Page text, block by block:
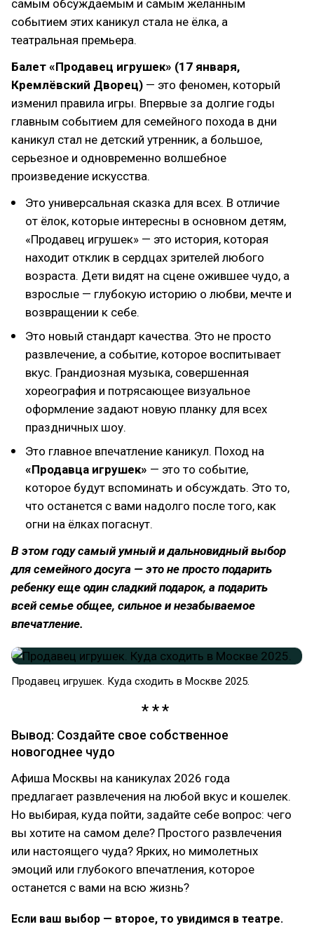
самым обсуждаемым и самым желанным
событием этих каникул стала не ёлка, а
театральная премьера.
Балет «Продавец игрушек» (17 января,
Кремлёвский Дворец) — это феномен, который
изменил правила игры. Впервые за долгие годы
главным событием для семейного похода в дни
каникул стал не детский утренник, а большое,
серьезное и одновременно волшебное
произведение искусства.
Это универсальная сказка для всех. В отличие
от ёлок, которые интересны в основном детям,
«Продавец игрушек» — это история, которая
находит отклик в сердцах зрителей любого
возраста. Дети видят на сцене ожившее чудо, а
взрослые — глубокую историю о любви, мечте и
возвращении к себе.
Это новый стандарт качества. Это не просто
развлечение, а событие, которое воспитывает
вкус. Грандиозная музыка, совершенная
хореография и потрясающее визуальное
оформление задают новую планку для всех
праздничных шоу.
Это главное впечатление каникул. Поход на
«Продавца игрушек» — это то событие,
которое будут вспоминать и обсуждать. Это то,
что останется с вами надолго после того, как
огни на ёлках погаснут.
В этом году самый умный и дальновидный выбор
для семейного досуга — это не просто подарить
ребенку еще один сладкий подарок, а подарить
всей семье общее, сильное и незабываемое
впечатление.
Продавец игрушек. Куда сходить в Москве 2025.
Вывод: Создайте свое собственное
новогоднее чудо
Афиша Москвы на каникулах 2026 года
предлагает развлечения на любой вкус и кошелек.
Но выбирая, куда пойти, задайте себе вопрос: чего
вы хотите на самом деле? Простого развлечения
или настоящего чуда? Ярких, но мимолетных
эмоций или глубокого впечатления, которое
останется с вами на всю жизнь?
Если ваш выбор — второе, то увидимся в театре.